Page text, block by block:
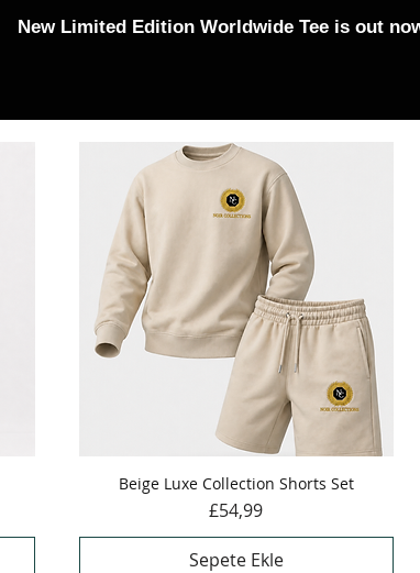
New Limited Edition Worldwide Tee is out
Hızlı Bakış
Beige Luxe Collection Shorts Set
Fiyat
£54,99
Sepete Ekle